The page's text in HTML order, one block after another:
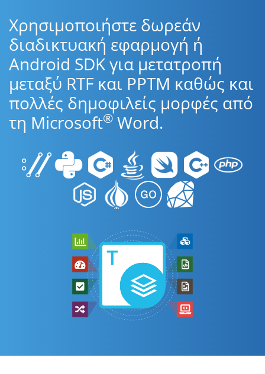
Χρησιμοποιήστε δωρεάν
διαδικτυακή εφαρμογή ή
Android SDK για μετατροπή
μεταξύ RTF και PPTM καθώς και
πολλές δημοφιλείς μορφές από
τη Microsoft® Word.